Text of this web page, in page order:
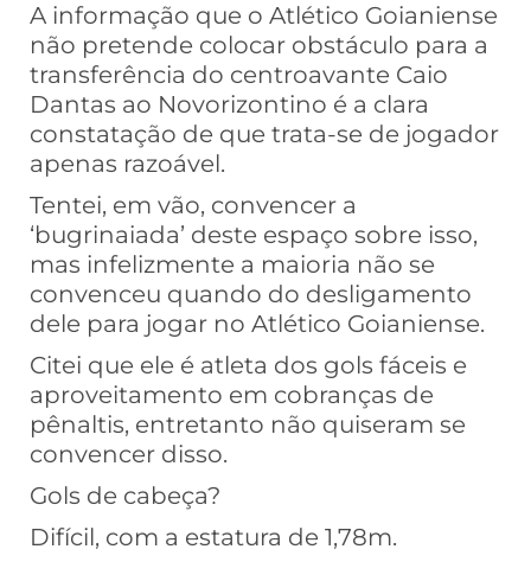
A informação que o Atlético Goianiense
não pretende colocar obstáculo para a
transferência do centroavante Caio
Dantas ao Novorizontino é a clara
constatação de que trata-se de jogador
apenas razoável.
Tentei, em vão, convencer a
‘bugrinaiada’ deste espaço sobre isso,
mas infelizmente a maioria não se
convenceu quando do desligamento
dele para jogar no Atlético Goianiense.
Citei que ele é atleta dos gols fáceis e
aproveitamento em cobranças de
pênaltis, entretanto não quiseram se
convencer disso.
Gols de cabeça?
Difícil, com a estatura de 1,78m.